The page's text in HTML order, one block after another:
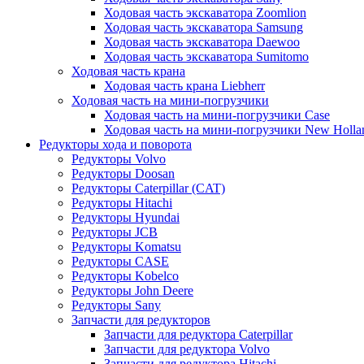
Ходовая часть экскаватора Zoomlion
Ходовая часть экскаватора Samsung
Ходовая часть экскаватора Daewoo
Ходовая часть экскаватора Sumitomo
Ходовая часть крана
Ходовая часть крана Liebherr
Ходовая часть на мини-погрузчики
Ходовая часть на мини-погрузчики Case
Ходовая часть на мини-погрузчики New
Редукторы хода и поворота
Редукторы Volvo
Редукторы Doosan
Редукторы Caterpillar (CAT)
Редукторы Hitachi
Редукторы Hyundai
Редукторы JCB
Редукторы Komatsu
Редукторы CASE
Редукторы Kobelco
Редукторы John Deere
Редукторы Sany
Запчасти для редукторов
Запчасти для редуктора Caterpillar
Запчасти для редуктора Volvo